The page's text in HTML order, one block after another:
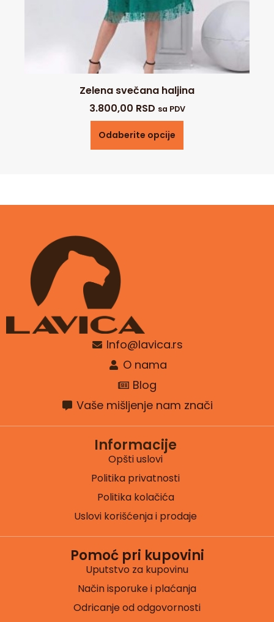
Zelena svečana haljina
3.800,00 RSD sa PDV
Odaberite opcije
Info@lavica.rs
O nama
Blog
Vaše mišljenje nam znači
Informacije
Opšti uslovi
Politika privatnosti
Politika kolačića
Uslovi korišćenja i prodaje
Pomoć pri kupovini
Uputstvo za kupovinu
Način isporuke i plaćanja
Odricanje od odgovornosti